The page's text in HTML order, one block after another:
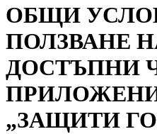
ОБЩИ
ПОЛЗВАНЕ
ДОСТЪПНИ
„ЗАЩИТИ